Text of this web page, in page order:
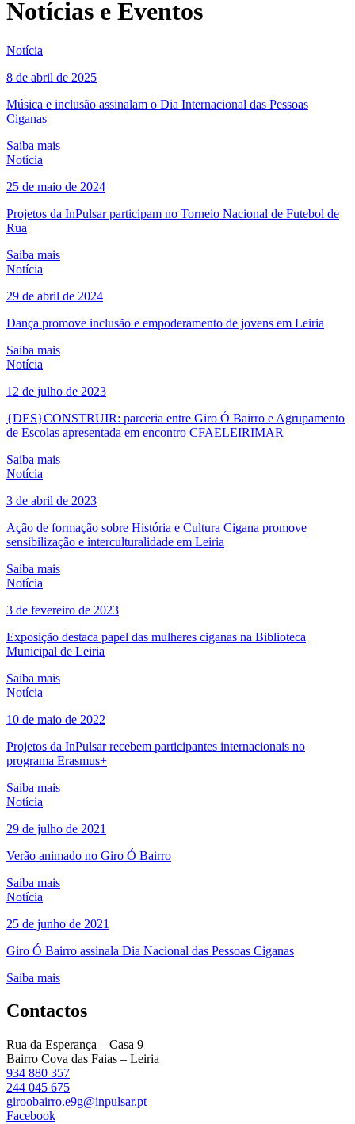
Notícias e Eventos
Notícia
8 de abril de 2025
Música e inclusão assinalam o Dia Internacional das Pessoas
Ciganas
Saiba mais
Notícia
25 de maio de 2024
Projetos da InPulsar participam no Torneio Nacional de Futebol de
Rua
Saiba mais
Notícia
29 de abril de 2024
Dança promove inclusão e empoderamento de jovens em Leiria
Saiba mais
Notícia
12 de julho de 2023
{DES}CONSTRUIR: parceria entre Giro Ó Bairro e Agrupamento
de Escolas apresentada em encontro CFAELEIRIMAR
Saiba mais
Notícia
3 de abril de 2023
Ação de formação sobre História e Cultura Cigana promove
sensibilização e interculturalidade em Leiria
Saiba mais
Notícia
3 de fevereiro de 2023
Exposição destaca papel das mulheres ciganas na Biblioteca
Municipal de Leiria
Saiba mais
Notícia
10 de maio de 2022
Projetos da InPulsar recebem participantes internacionais no
programa Erasmus+
Saiba mais
Notícia
29 de julho de 2021
Verão animado no Giro Ó Bairro
Saiba mais
Notícia
25 de junho de 2021
Giro Ó Bairro assinala Dia Nacional das Pessoas Ciganas
Saiba mais
Contactos
Rua da Esperança – Casa 9
Bairro Cova das Faias – Leiria
934 880 357
244 045 675
giroobairro.e9g@inpulsar.pt
Facebook